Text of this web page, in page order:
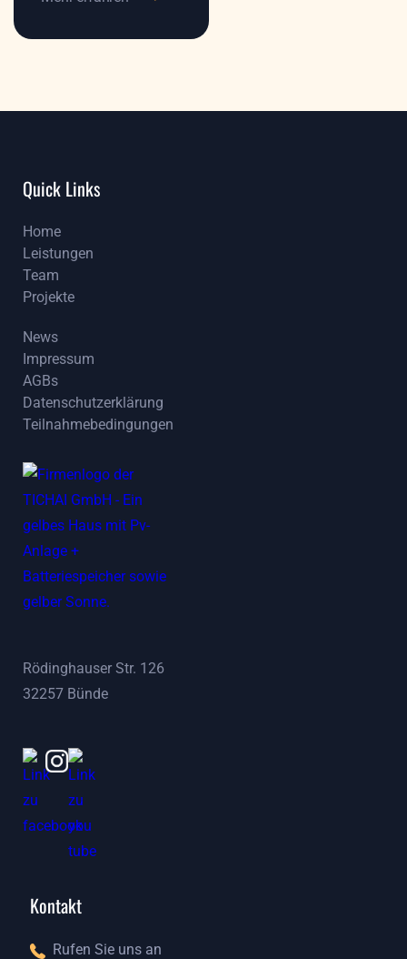
Quick Links
Home
Home
Leistungen
Leistungen
Team
Team
Projekte
News
News
Impressum
Impressum
AGBs
AGBs
Datenschutzerklärung
Datenschutzerklärung
Teilnahmebedingungen
Rödinghauser Str. 126
32257 Bünde
Kontakt
Rufen Sie uns an